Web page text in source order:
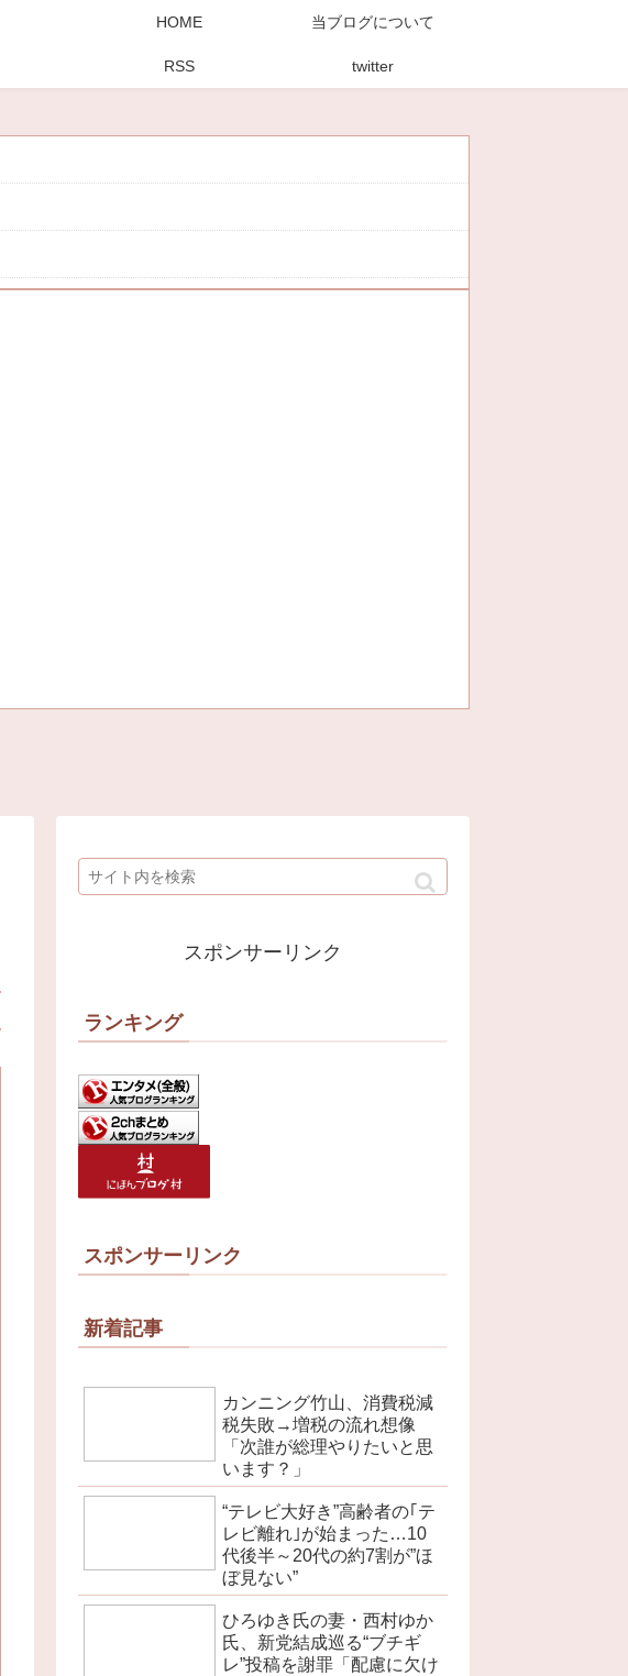
HOME 当ブログについて
RSS twitter
スポンサーリンク
ランキング
スポンサーリンク
新着記事
カンニング竹山、消費税減
税失敗→増税の流れ想像
「次誰が総理やりたいと思
います？」
“テレビ大好き”高齢者の｢テ
レビ離れ｣が始まった…10
代後半～20代の約7割が”ほ
ぼ見ない”
ひろゆき氏の妻・西村ゆか
氏、新党結成巡る“ブチギ
レ”投稿を謝罪「配慮に欠け